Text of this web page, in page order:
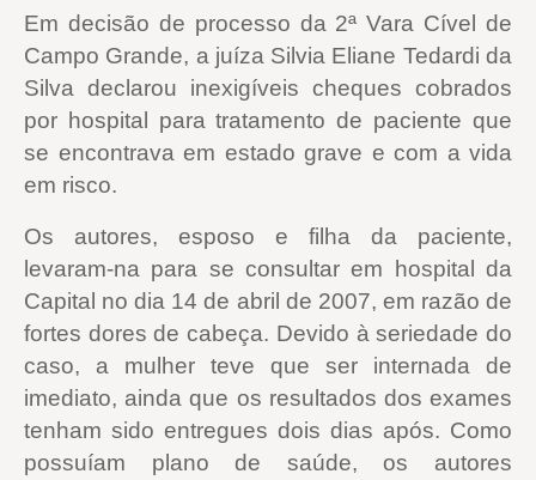
Em decisão de processo da 2ª Vara Cível de
Campo Grande, a juíza Silvia Eliane Tedardi da
Silva declarou inexigíveis cheques cobrados
por hospital para tratamento de paciente que
se encontrava em estado grave e com a vida
em risco.
Os autores, esposo e filha da paciente,
levaram-na para se consultar em hospital da
Capital no dia 14 de abril de 2007, em razão de
fortes dores de cabeça. Devido à seriedade do
caso, a mulher teve que ser internada de
imediato, ainda que os resultados dos exames
tenham sido entregues dois dias após. Como
possuíam plano de saúde, os autores